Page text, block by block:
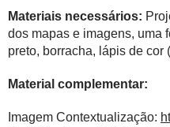
Materiais necessários:
dos mapas e imagens, uma
preto, borracha, lápis de cor
Material complementar:
Imagem Contextualização: